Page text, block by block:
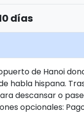
días
de Hanoi
habla hispana.
descansar o
opcionales: